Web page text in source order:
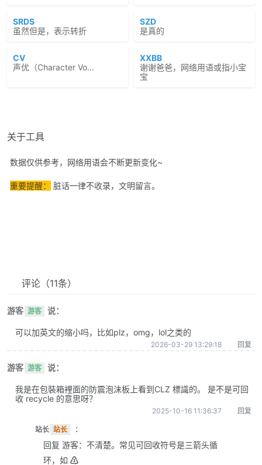
SRDS
虽然但是，表示转折
SZD
是真的
CV
声优（Character Vo...
XXBB
谢谢爸爸，网络用语或指小宝
宝
关于工具
数据仅供参考，网络用语会不断更新变化~
重要提醒： 脏话一律不收录，文明留言。
评论 （11条）
游客 游客 说：
可以加英文的缩小吗，比如plz，omg，lol之类的
2026-03-29 13:29:18 回复
游客 游客 说：
我是在包裝箱裡面的防震泡沫板上看到CLZ 標識的。 是不是可回
收 recycle 的意思呀？
2025-10-16 11:36:37 回复
站长 站长 ：
回复 游客：不清楚。常见可回收符号是三箭头循
环，如 ♴